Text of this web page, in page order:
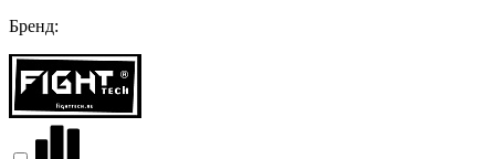
Бренд: